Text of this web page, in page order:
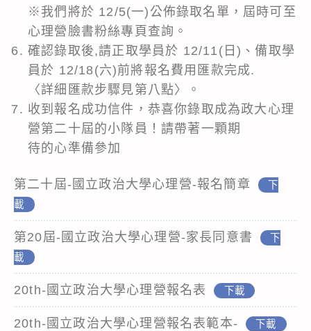
※我們將於 12/5(一)公佈錄取名單，屆時可至
心理營臉書粉絲專頁查詢。
確認錄取後,請正取學員於 12/11(日)、備取學
員於 12/18(六)前將報名費用匯款完成.
〈詳細匯款步驟見第八點〉。
收到報名成功信件，恭喜你錄取成為政大心理
營第二十屆的小隊員！請帶著一顆期
待的心準備參加
第二十屆-國立政治大學心理營-報名簡章
下
載
第20屆-國立政治大學心理營-家長同意書
下
載
20th-國立政治大學心理營報名表 下載
20th-國立政治大學心理營報名表範本- 下載